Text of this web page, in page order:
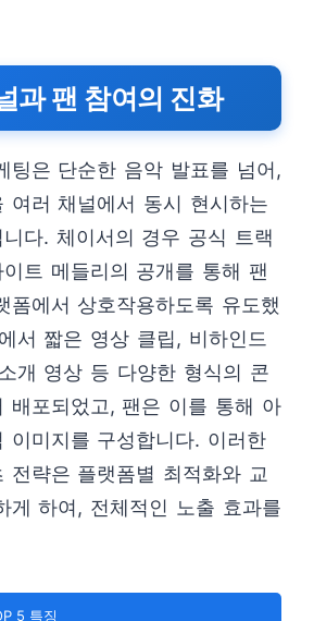
과 팬 참여의 진화
팅은 단순한 음악 발표를 넘어,
여러 채널에서 동시 현시하는
다. 체이서의 경우 공식 트랙
트 메들리의 공개를 통해 팬
폼에서 상호작용하도록 유도했
서 짧은 영상 클립, 비하인드
개 영상 등 다양한 형식의 콘
배포되었고, 팬은 이를 통해 아
이미지를 구성합니다. 이러한
전략은 플랫폼별 최적화와 교
게 하여, 전체적인 노출 효과를
5 특징